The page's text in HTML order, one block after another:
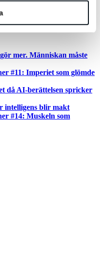
uppdatera er kring Medic
mer. Människan måste
#11: Imperiet som glömde
då AI-berättelsen spricker
intelligens blir makt
#14: Muskeln som